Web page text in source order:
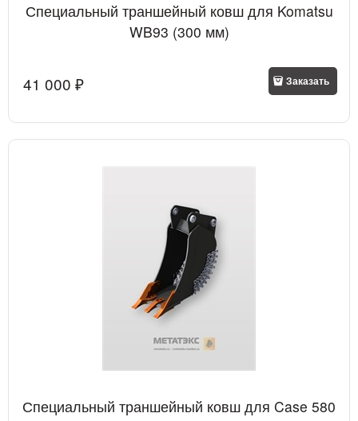
Специальный траншейный ковш для Komatsu
WB93 (300 мм)
41 000 ₽ Заказать
Специальный траншейный ковш для Case 580